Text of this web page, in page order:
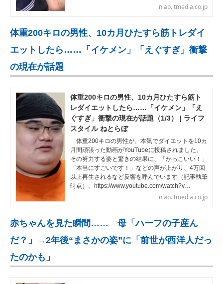
nlab.itmedia.co.jp
体重200キロの男性、10カ月ひたすら筋トレダイ
エットしたら……「イケメン」「えぐすぎ」衝撃
の現在が話題
体重200キロの男性、10カ月ひたすら筋ト
レダイエットしたら……「イケメン」「え
ぐすぎ」衝撃の現在が話題（1/3） | ライフ
スタイル ねとらぼ
体重200キロの男性が、本気でダイエットを10カ
月間頑張った動画がYouTubeに投稿されました。
その努力する姿と驚きの結果に、「かっこいい！」
「本当にすごいです！」などの声が上がり、4万回
以上再生されるなど反響を呼んでいます（記事執筆
時点）。https://www.youtube.com/watch?v…
nlab.itmedia.co.jp
赤ちゃんを見た瞬間…… 母「ハーフの子産ん
だ？」→2年後“まさかの姿”に「前世が西洋人だっ
たのかも」